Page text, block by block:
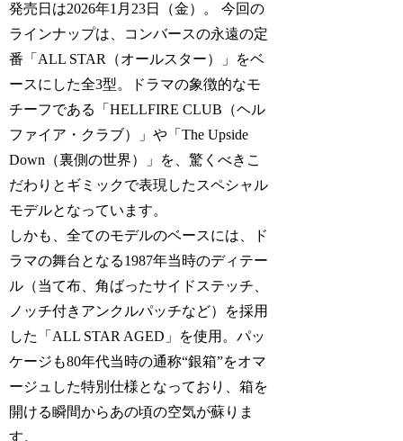
発売日は2026年1月23日（金）。 今回の
ラインナップは、コンバースの永遠の定
番「ALL STAR（オールスター）」をベ
ースにした全3型。ドラマの象徴的なモ
チーフである「HELLFIRE CLUB（ヘル
ファイア・クラブ）」や「The Upside
Down（裏側の世界）」を、驚くべきこ
だわりとギミックで表現したスペシャル
モデルとなっています。
しかも、全てのモデルのベースには、ド
ラマの舞台となる1987年当時のディテー
ル（当て布、角ばったサイドステッチ、
ノッチ付きアンクルパッチなど）を採用
した「ALL STAR AGED」を使用。パッ
ケージも80年代当時の通称“銀箱”をオマ
ージュした特別仕様となっており、箱を
開ける瞬間からあの頃の空気が蘇りま
す。